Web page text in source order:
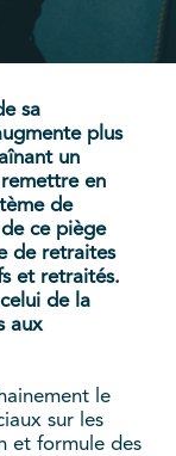
sa
plus
un
en
de
ce piège
de retraites
et retraités.
de la
aux
le
sur les
et formule des